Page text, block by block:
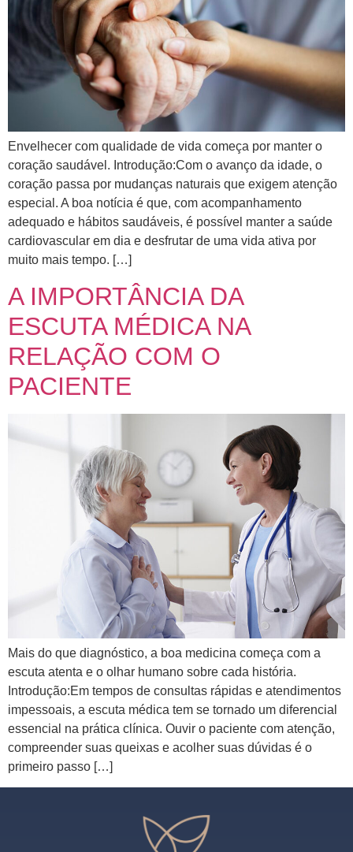
Envelhecer com qualidade de vida começa por manter o
coração saudável. Introdução:Com o avanço da idade, o
coração passa por mudanças naturais que exigem atenção
especial. A boa notícia é que, com acompanhamento
adequado e hábitos saudáveis, é possível manter a saúde
cardiovascular em dia e desfrutar de uma vida ativa por
muito mais tempo. […]
A IMPORTÂNCIA DA
ESCUTA MÉDICA NA
RELAÇÃO COM O
PACIENTE
Mais do que diagnóstico, a boa medicina começa com a
escuta atenta e o olhar humano sobre cada história.
Introdução:Em tempos de consultas rápidas e atendimentos
impessoais, a escuta médica tem se tornado um diferencial
essencial na prática clínica. Ouvir o paciente com atenção,
compreender suas queixas e acolher suas dúvidas é o
primeiro passo […]